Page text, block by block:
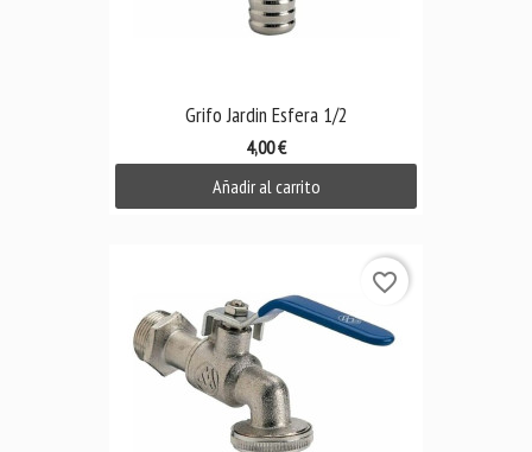
Grifo Jardin Esfera 1/2
4,00 €
Añadir al carrito
favorite_border